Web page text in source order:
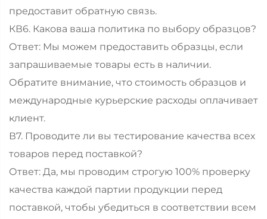
предоставит обратную связь.
КВ6. Какова ваша политика по выбору образцов?
Ответ: Мы можем предоставить образцы, если
запрашиваемые товары есть в наличии.
Обратите внимание, что стоимость образцов и
международные курьерские расходы оплачивает
клиент.
В7. Проводите ли вы тестирование качества всех
товаров перед поставкой?
Ответ: Да, мы проводим строгую 100% проверку
качества каждой партии продукции перед
поставкой, чтобы убедиться в соответствии всем